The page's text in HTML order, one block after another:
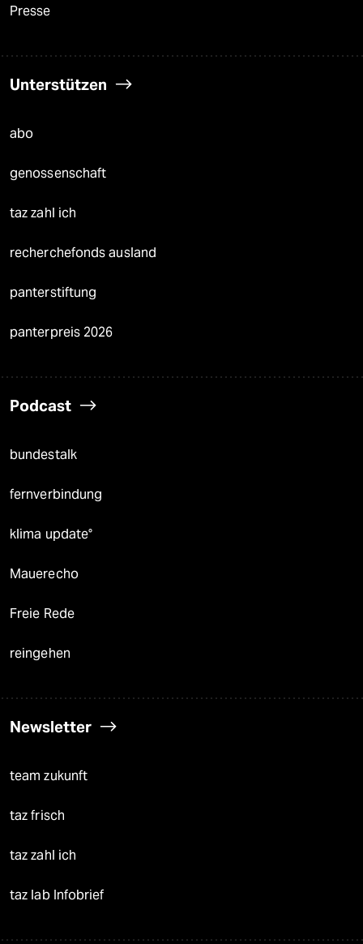
Presse
Unterstützen
abo
genossenschaft
taz zahl ich
recherchefonds ausland
panterstiftung
panterpreis 2026
Podcast
bundestalk
fernverbindung
klima update°
Mauerecho
Freie Rede
reingehen
Newsletter
team zukunft
taz frisch
taz zahl ich
taz lab Infobrief